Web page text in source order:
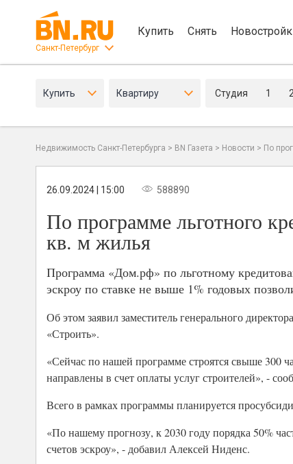
Санкт-Петербург
Купить Снять
Купить Квартиру Студия 1 2
Недвижимость Санкт-Петербурга > BN Газета > Новости > По
26.09.2024 | 15:00 588890
По программе льготного
кв. м жилья
Программа «Дом.рф» по льготному
эскроу по ставке не выше 1% годовых
Об этом заявил заместитель генерального
«Строить».
«Сейчас по нашей программе строятся свыше 300
направлены в счет оплаты услуг строителей», -
Всего в рамках программы планируется
«По нашему прогнозу, к 2030 году порядка 50%
счетов эскроу», - добавил Алексей Ниденс.